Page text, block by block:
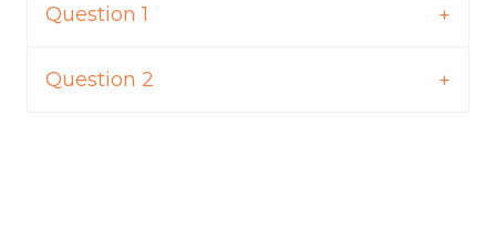
Question 1
Question 2